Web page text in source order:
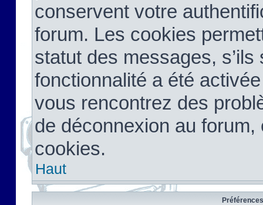
conservent votre
forum. Les cookies
statut des messages,
fonctionnalité a été
vous rencontrez des
de déconnexion au
cookies.
Haut